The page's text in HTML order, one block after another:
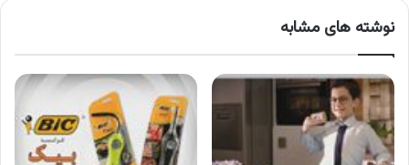
نوشته های مشابه